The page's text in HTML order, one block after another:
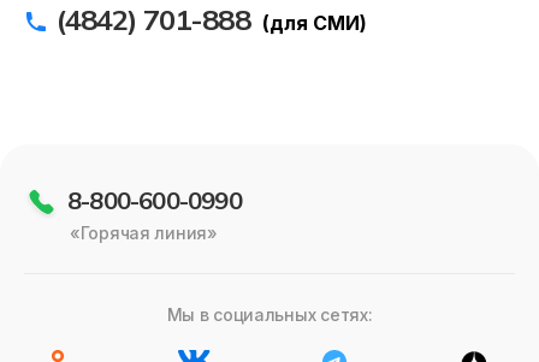
(4842) 701-888 (для СМИ)
8-800-600-0990
«Горячая линия»
Мы в социальных сетях: